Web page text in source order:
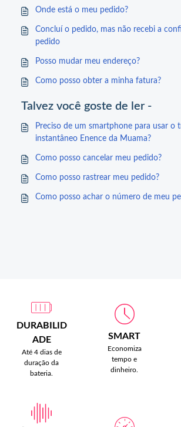
Onde está o meu pedido?
Concluí o pedido, mas não recebi a
pedido
Posso mudar meu endereço?
Como posso obter a minha fatura?
Talvez você goste de ler -
Preciso de um smartphone para usar o
instantâneo Enence da Muama?
Como posso cancelar meu pedido?
Como posso rastrear meu pedido?
Como posso achar o número de meu
DURABILID
ADE
Até 4 dias de
duração da
bateria.
SMART
Economiza
tempo e
dinheiro.